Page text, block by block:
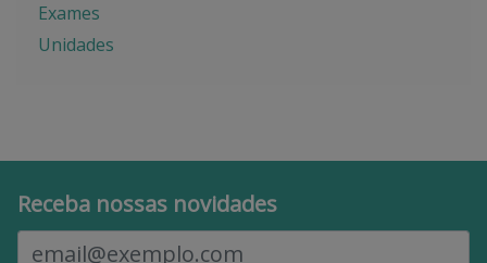
Exames
Unidades
Receba nossas novidades